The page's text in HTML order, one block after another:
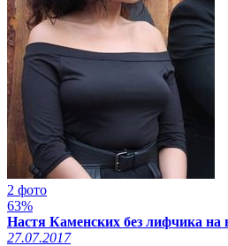
2 фото
63%
Настя Каменских без лифчика на
27.07.2017